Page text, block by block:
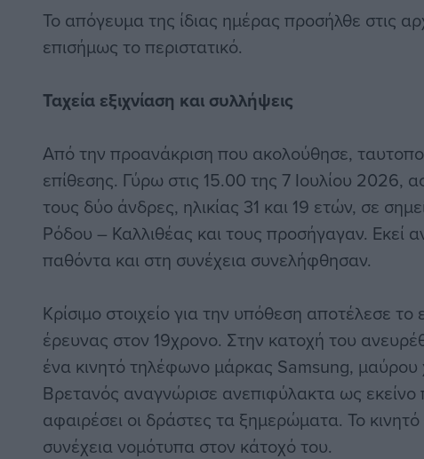
Το απόγευμα της ίδιας ημέρας προσήλθε στις
επισήμως το περιστατικό.
Ταχεία εξιχνίαση και συλλήψεις
Από την προανάκριση που ακολούθησε,
επίθεσης. Γύρω στις 15.00 της 7 Ιουλίου 2026,
τους δύο άνδρες, ηλικίας 31 και 19 ετών, σε
Ρόδου – Καλλιθέας και τους προσήγαγαν. Εκεί
παθόντα και στη συνέχεια συνελήφθησαν.
Κρίσιμο στοιχείο για την υπόθεση αποτέλεσε
έρευνας στον 19χρονο. Στην κατοχή του
ένα κινητό τηλέφωνο μάρκας Samsung,
Βρετανός αναγνώρισε ανεπιφύλακτα ως εκείνο
αφαιρέσει οι δράστες τα ξημερώματα. Το
συνέχεια νομότυπα στον κάτοχό του.